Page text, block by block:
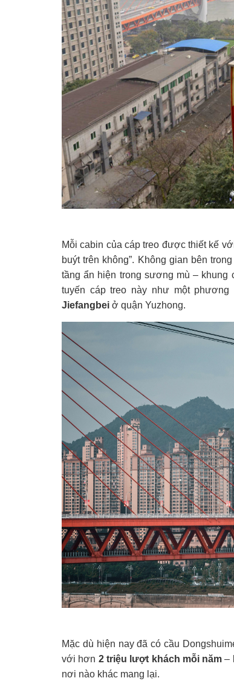
Mỗi cabin của cáp treo được thiết kế
buýt trên không”. Không gian bên
tầng ẩn hiện trong sương mù –
tuyến cáp treo này như một
Jiefangbei ở quận Yuzhong.
Mặc dù hiện nay đã có cầu
với hơn 2 triệu lượt khách mỗi năm –
nơi nào khác mang lại.